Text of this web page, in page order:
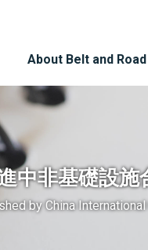
About Belt and Road
中非基礎設施
byChina